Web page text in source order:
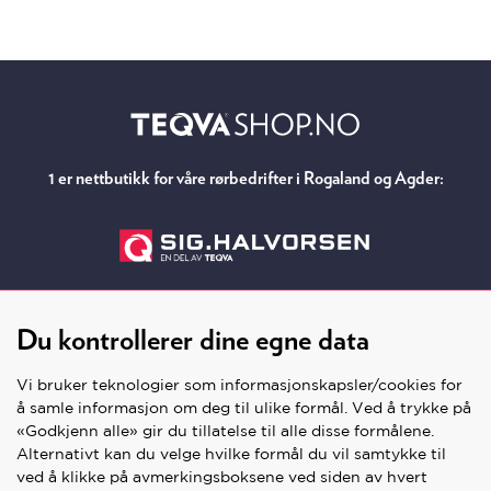
sanitærprodukter
på kvalitet, trygghet og innovasjon
funksjon
ressursbesparende produkter som holder lenge
1 er nettbutikk for våre rørbedrifter i Rogaland og Agder:
SNARVEIER
Du kontrollerer dine egne data
Vi bruker teknologier som informasjonskapsler/cookies for
å samle informasjon om deg til ulike formål. Ved å trykke på
«Godkjenn alle» gir du tillatelse til alle disse formålene.
Alternativt kan du velge hvilke formål du vil samtykke til
ved å klikke på avmerkingsboksene ved siden av hvert